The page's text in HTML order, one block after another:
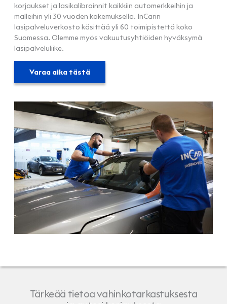
korjaukset ja lasikalibroinnit kaikkiin automerkkeihin ja
malleihin yli 30 vuoden kokemuksella. InCarin
lasipalveluverkosto käsittää yli 60 toimipistettä koko
Suomessa. Olemme myös vakuutusyhtiöiden hyväksymä
lasipalveluliike.
Varaa aika tästä
Tärkeää tietoa vahinkotarkastuksesta